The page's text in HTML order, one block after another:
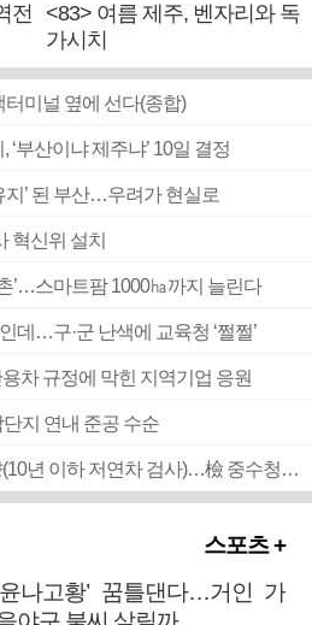
전
<83> 여름 제주, 벤자리와 독
가시치
미널 옆에 선다(종합)
부산이냐 제주냐’ 10일 결정
지’ 된 부산…우려가 현실로
혁신위 설치
’…스마트팜 1000㏊까지 늘린다
데…구·군 난색에 교육청 ‘쩔쩔’
차 규정에 막힌 지역기업 응원
지 연내 준공 수순
■ 검사 신분 버리고 직급하향(10년 이하 저연차 검사)…檢 중수청행 기피
스포츠 +
윤나고황’ 꿈틀댄다…거인 가